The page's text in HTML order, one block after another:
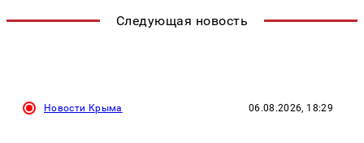
Следующая новость
Новости Крыма 06.08.2026, 18:29